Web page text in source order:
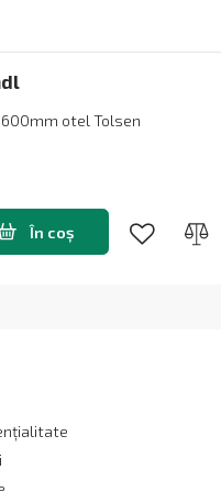
600mm otel Tolsen
În coș